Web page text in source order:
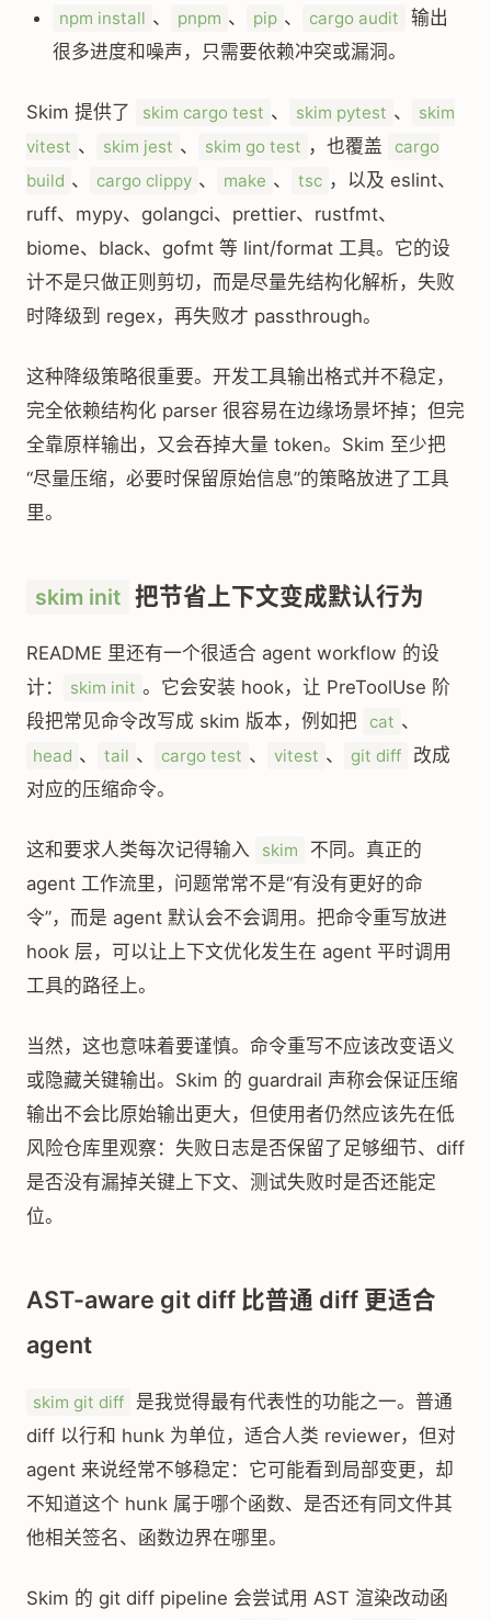
npm install 、 pnpm 、 pip 、 cargo audit
输出
很多进度和噪声，只需要依赖冲突或漏洞。
Skim 提供了 skim cargo test 、 skim pytest 、
skim
vitest 、 skim jest 、 skim go test ，也覆盖
cargo
build 、 cargo clippy 、 make 、 tsc ，以及 eslint、
ruff、mypy、golangci、prettier、rustfmt、
biome、black、gofmt 等 lint/format 工具。它的设
计不是只做正则剪切，而是尽量先结构化解析，失败
时降级到 regex，再失败才 passthrough。
这种降级策略很重要。开发工具输出格式并不稳定，
完全依赖结构化 parser 很容易在边缘场景坏掉；但完
全靠原样输出，又会吞掉大量 token。Skim 至少把
“尽量压缩，必要时保留原始信息”的策略放进了工具
里。
skim init 把节省上下文变成默认行为
README 里还有一个很适合 agent workflow 的设
计：
skim init 。它会安装 hook，让 PreToolUse 阶
段把常见命令改写成 skim 版本，例如把
cat 、
head 、 tail 、 cargo test 、 vitest 、 git diff
改成
对应的压缩命令。
这和要求人类每次记得输入 skim
不同。真正的
agent 工作流里，问题常常不是“有没有更好的命
令”，而是 agent 默认会不会调用。把命令重写放进
hook 层，可以让上下文优化发生在 agent 平时调用
工具的路径上。
当然，这也意味着要谨慎。命令重写不应该改变语义
或隐藏关键输出。Skim 的 guardrail 声称会保证压缩
输出不会比原始输出更大，但使用者仍然应该先在低
风险仓库里观察：失败日志是否保留了足够细节、diff
是否没有漏掉关键上下文、测试失败时是否还能定
位。
AST-aware git diff 比普通 diff 更适合
agent
skim git diff
是我觉得最有代表性的功能之一。普通
diff 以行和 hunk 为单位，适合人类 reviewer，但对
agent 来说经常不够稳定：它可能看到局部变更，却
不知道这个 hunk 属于哪个函数、是否还有同文件其
他相关签名、函数边界在哪里。
Skim 的 git diff pipeline 会尝试用 AST 渲染改动函